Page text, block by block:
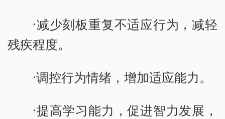
·减少刻板重复不适应行为，减轻
残疾程度。
·调控行为情绪，增加适应能力。
·提高学习能力，促进智力发展，